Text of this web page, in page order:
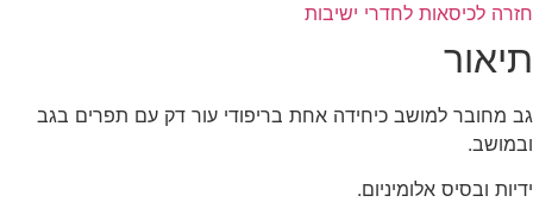
חזרה לכיסאות לחדרי ישיבות
תיאור
גב מחובר למושב כיחידה אחת בריפודי עור דק עם תפרים בגב
ובמושב.
ידיות ובסיס אלומיניום.